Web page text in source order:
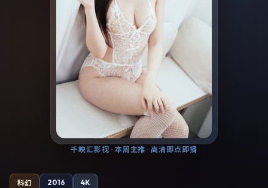
科幻 2016 4K
千映汇影视 · 本周主推 · 高清即点即播